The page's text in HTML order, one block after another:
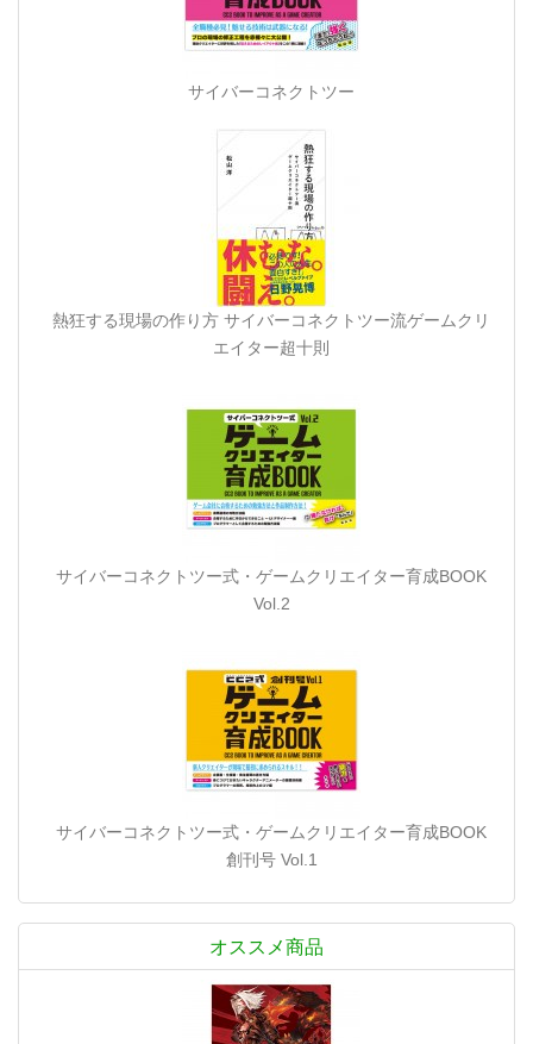
サイバーコネクトツー
熱狂する現場の作り方 サイバーコネクトツー流ゲームクリ
エイター超十則
サイバーコネクトツー式・ゲームクリエイター育成BOOK
Vol.2
サイバーコネクトツー式・ゲームクリエイター育成BOOK
創刊号 Vol.1
オススメ商品